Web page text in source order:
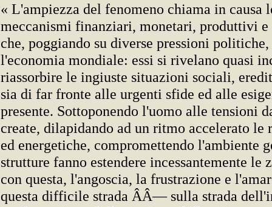
« L'ampiezza del fenomeno chiama in causa
meccanismi finanziari, monetari, produttivi
che, poggiando su diverse pressioni
l'economia mondiale: essi si rivelano quasi
riassorbire le ingiuste situazioni sociali,
sia di far fronte alle urgenti sfide ed alle
presente. Sottoponendo l'uomo alle tensioni
create, dilapidando ad un ritmo accelerato le
ed energetiche, compromettendo l'ambiente
strutture fanno estendere incessantemente le
con questa, l'angoscia, la frustrazione e
questa difficile strada ÂÂ— sulla strada